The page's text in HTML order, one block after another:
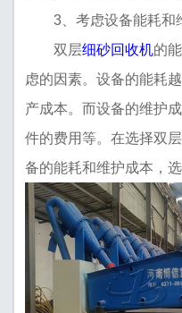
3、考虑设备能耗和
双层细砂回收机的
虑的因素。设备的能耗
产成本。而设备的维护
件的费用等。在选择双
备的能耗和维护成本，